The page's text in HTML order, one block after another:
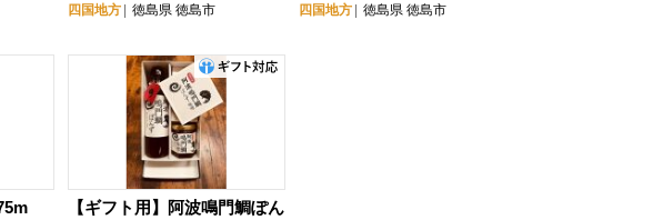
四国地方 徳島県 徳島市 四国地方 徳島県 徳島市
【ギフト用】阿波鳴門鯛ぽん